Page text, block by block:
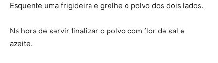
Esquente uma frigideira e grelhe o polvo dos dois lados.
Na hora de servir finalizar o polvo com flor de sal e
azeite.